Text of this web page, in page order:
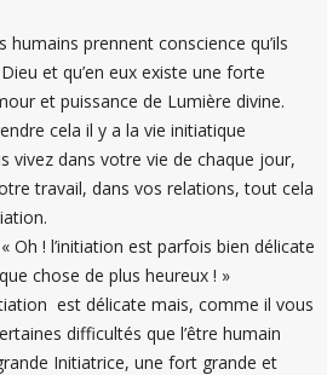
prennent conscience qu’ils
et qu’en eux existe une forte
et puissance de Lumière divine.
cela il y a la vie initiatique
vivez dans votre vie de chaque jour,
travail, dans vos relations, tout cela
Oh ! l’initiation est parfois bien délicate
chose de plus heureux ! »
est délicate mais, comme il vous
difficultés que l’être humain
Initiatrice, une fort grande et